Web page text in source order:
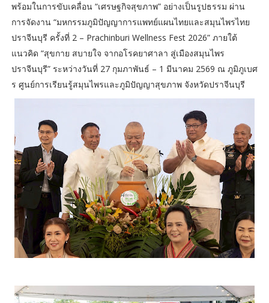
พร้อมในการขับเคลื่อน “เศรษฐกิจสุขภาพ” อย่างเป็นรูปธรรม ผ่าน
การจัดงาน “มหกรรมภูมิปัญญาการแพทย์แผนไทยและสมุนไพรไทย
ปราจีนบุรี ครั้งที่ 2 – Prachinburi Wellness Fest 2026” ภายใต้
แนวคิด “สุขกาย สบายใจ จากอโรคยาศาลา สู่เมืองสมุนไพร
ปราจีนบุรี” ระหว่างวันที่ 27 กุมภาพันธ์ – 1 มีนาคม 2569 ณ ภูมิภูเบศ
ร ศูนย์การเรียนรู้สมุนไพรและภูมิปัญญาสุขภาพ จังหวัดปราจีนบุรี